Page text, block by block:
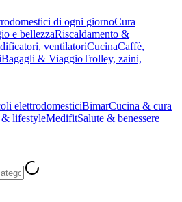
di ogni giornoCura
e bellezzaRiscaldamento &
ventilatoriCucinaCaffè,
Bagagli & ViaggioTrolley, zaini,
elettrodomesticiBimarCucina & cura
lifestyleMedifitSalute & benessere